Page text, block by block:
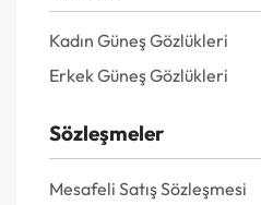
Kadın Güneş Gözlükleri
Erkek Güneş Gözlükleri
Sözleşmeler
Mesafeli Satış Sözleşmesi